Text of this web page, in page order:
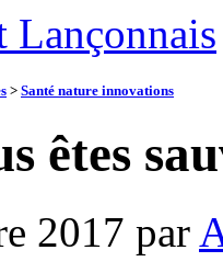
Lançonnais
> Santé nature innovations
êtes
2017 par